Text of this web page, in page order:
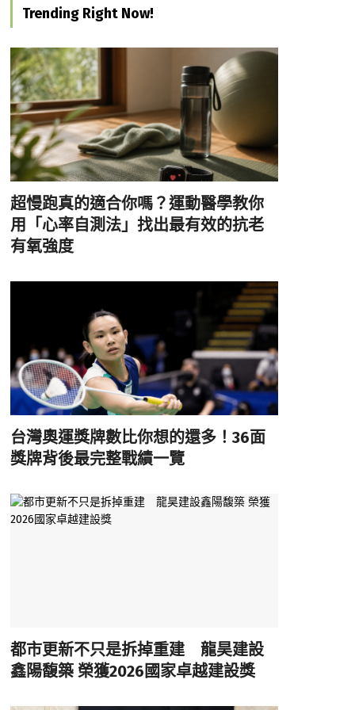
Trending Right Now!
超慢跑真的適合你嗎？運動醫學教你
用「心率自測法」找出最有效的抗老
有氧強度
台灣奧運獎牌數比你想的還多！36面
獎牌背後最完整戰績一覽
都市更新不只是拆掉重建 龍昊建設
鑫陽馥築 榮獲2026國家卓越建設獎